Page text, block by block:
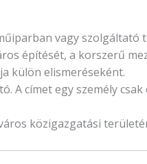
vagy
építését, a korszerű
külön elismeréseként.
A címet egy személy
közigazgatási